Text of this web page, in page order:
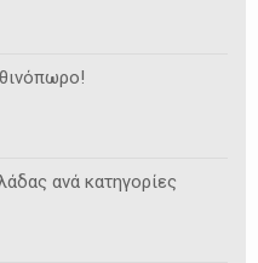
ανά κατηγορίες